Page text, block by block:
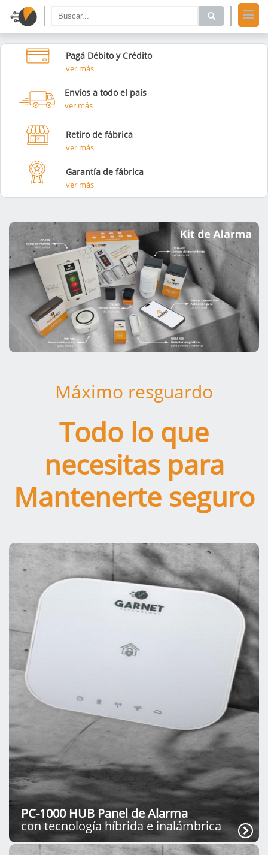
Pagá Débito y Crédito
ver más
Envíos a todo el país
ver más
Retiro de fábrica
ver más
Garantía de fábrica
ver más
Máximo resguardo
Todo lo que
necesitas para
Mantenerte seguro
PC-1000 HUB Panel de Alarma
con tecnología híbrida e inalámbrica